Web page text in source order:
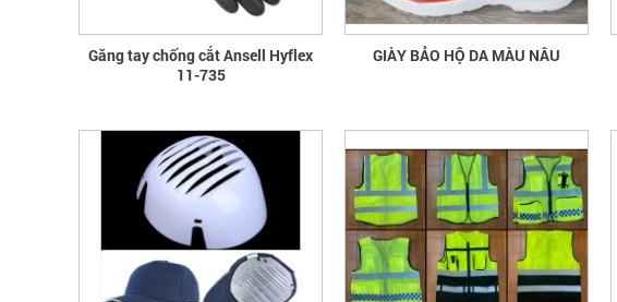
Găng tay chống cắt Ansell Hyflex
11-735
GIÀY BẢO HỘ DA MÀU NÂU